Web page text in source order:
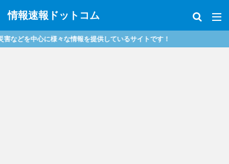
情報速報ドットコム
中心に様々な情報を提供しているサイトです！